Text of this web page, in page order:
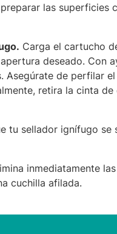
las superficies
Carga el cartucho
deseado. Con
Asegúrate de perfilar
retira la cinta de
tu sellador ignífugo
inmediatamente
cuchilla afilada.